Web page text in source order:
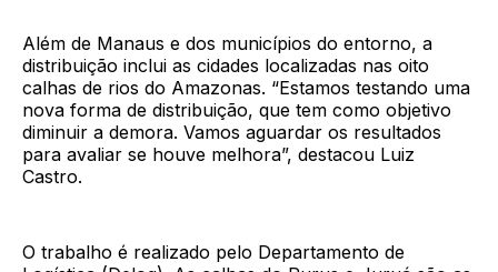
Além de Manaus e dos municípios do entorno, a
distribuição inclui as cidades localizadas nas oito
calhas de rios do Amazonas. “Estamos testando uma
nova forma de distribuição, que tem como objetivo
diminuir a demora. Vamos aguardar os resultados
para avaliar se houve melhora”, destacou Luiz
Castro.
O trabalho é realizado pelo Departamento de